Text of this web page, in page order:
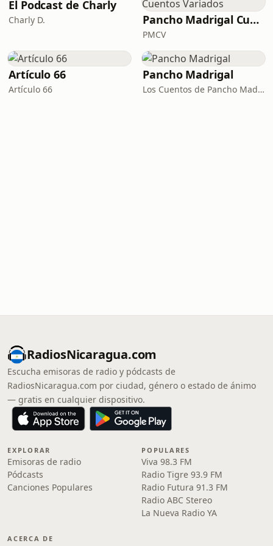
archivo vivo de la memo
El Podcast de Charly
Charly D. Pancho Madrigal Cuentos Variados
PMCV
Artículo 66
Artículo 66
Pancho Madrigal
Los Cuentos de Pancho Madrigal
RadiosNicaragua.com
Escucha emisoras de radio y pódcasts de
RadiosNicaragua.com por ciudad, género o estado de ánimo
— gratis en cualquier dispositivo.
EXPLORAR
Emisoras de radio
Pódcasts
Canciones Populares
POPULARES
Viva 98.3 FM
Radio Tigre 93.9 FM
Radio Futura 91.3 FM
Radio ABC Stereo
La Nueva Radio YA
ACERCA DE